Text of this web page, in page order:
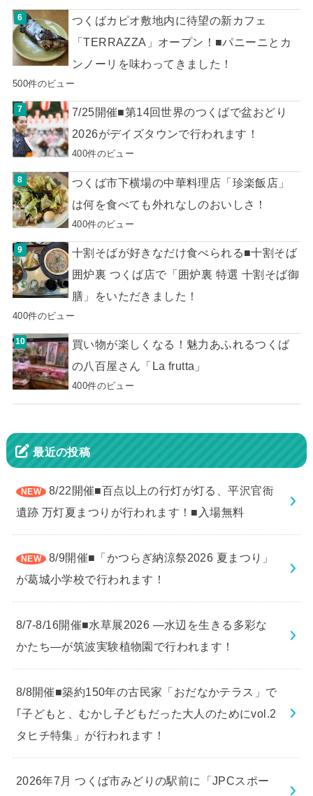
つくばカピオ敷地内に待望の新カフェ
「TERRAZZA」オープン！■パニーニとカ
ンノーリを味わってきました！
500件のビュー
7/25開催■第14回世界のつくばで盆おどり
2026がデイズタウンで行われます！
400件のビュー
つくば市下横場の中華料理店「珍楽飯店」
は何を食べても外れなしのおいしさ！
400件のビュー
十割そばが好きなだけ食べられる■十割そば
囲炉裏 つくば店で「囲炉裏 特選 十割そば御
膳」をいただきました！
400件のビュー
買い物が楽しくなる！魅力あふれるつくば
の八百屋さん「La frutta」
400件のビュー
最近の投稿
8/22開催■百点以上の行灯が灯る、平沢官衙
遺跡 万灯夏まつりが行われます！■入場無料
8/9開催■「かつらぎ納涼祭2026 夏まつり」
が葛城小学校で行われます！
8/7-8/16開催■水草展2026 ―水辺を生きる多彩な
かたち―が筑波実験植物園で行われます！
8/8開催■築約150年の古民家「おだなかテラス」で
｢子どもと、むかし子どもだった大人のためにvol.2
タヒチ特集」が行われます！
2026年7月 つくば市みどりの駅前に「JPCスポー